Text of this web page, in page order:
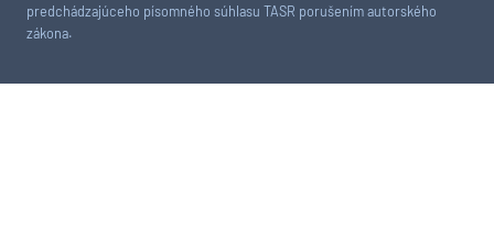
predchádzajúceho písomného súhlasu TASR porušením autorského
zákona.